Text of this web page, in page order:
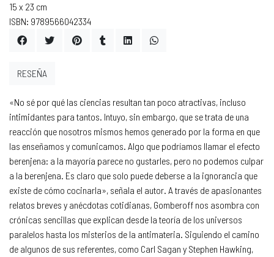
15 x 23 cm
ISBN: 9789566042334
«No sé por qué las ciencias resultan tan poco atractivas, incluso
intimidantes para tantos. Intuyo, sin embargo, que se trata de una
reacción que nosotros mismos hemos generado por la forma en que
las enseñamos y comunicamos. Algo que podríamos llamar el efecto
berenjena: a la mayoría parece no gustarles, pero no podemos culpar
a la berenjena. Es claro que solo puede deberse a la ignorancia que
existe de cómo cocinarla», señala el autor. A través de apasionantes
relatos breves y anécdotas cotidianas, Gomberoff nos asombra con
crónicas sencillas que explican desde la teoría de los universos
paralelos hasta los misterios de la antimateria. Siguiendo el camino
de algunos de sus referentes, como Carl Sagan y Stephen Hawking,
RESEÑA